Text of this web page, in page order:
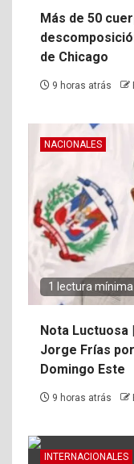
Más de 50
de Chicago
9 horas atrás
NACIONALES
1 lectura mínima
Nota Luctuosa
Jorge Frías
Domingo Este
9 horas atrás
INTERNACIONALES